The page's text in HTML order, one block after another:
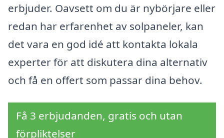
erbjuder. Oavsett om du är nybörjare eller
redan har erfarenhet av solpaneler, kan
det vara en god idé att kontakta lokala
experter för att diskutera dina alternativ
och få en offert som passar dina behov.
Få 3 erbjudanden, gratis och utan
förpliktelser